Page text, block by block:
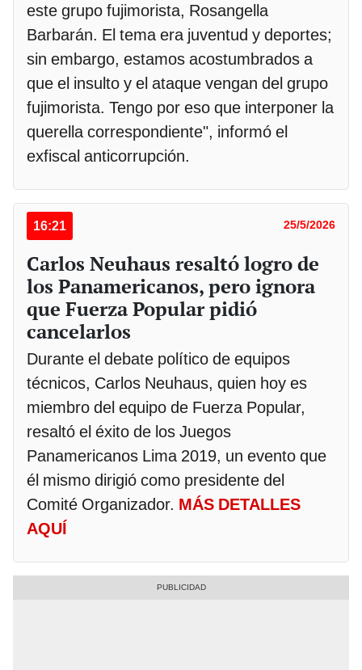
este grupo fujimorista, Rosangella
Barbarán. El tema era juventud y deportes;
sin embargo, estamos acostumbrados a
que el insulto y el ataque vengan del grupo
fujimorista. Tengo por eso que interponer la
querella correspondiente", informó el
exfiscal anticorrupción.
16:21 25/5/2026
Carlos Neuhaus resaltó logro de
los Panamericanos, pero ignora
que Fuerza Popular pidió
cancelarlos
Durante el debate político de equipos
técnicos, Carlos Neuhaus, quien hoy es
miembro del equipo de Fuerza Popular,
resaltó el éxito de los Juegos
Panamericanos Lima 2019, un evento que
él mismo dirigió como presidente del
Comité Organizador. MÁS DETALLES
AQUÍ